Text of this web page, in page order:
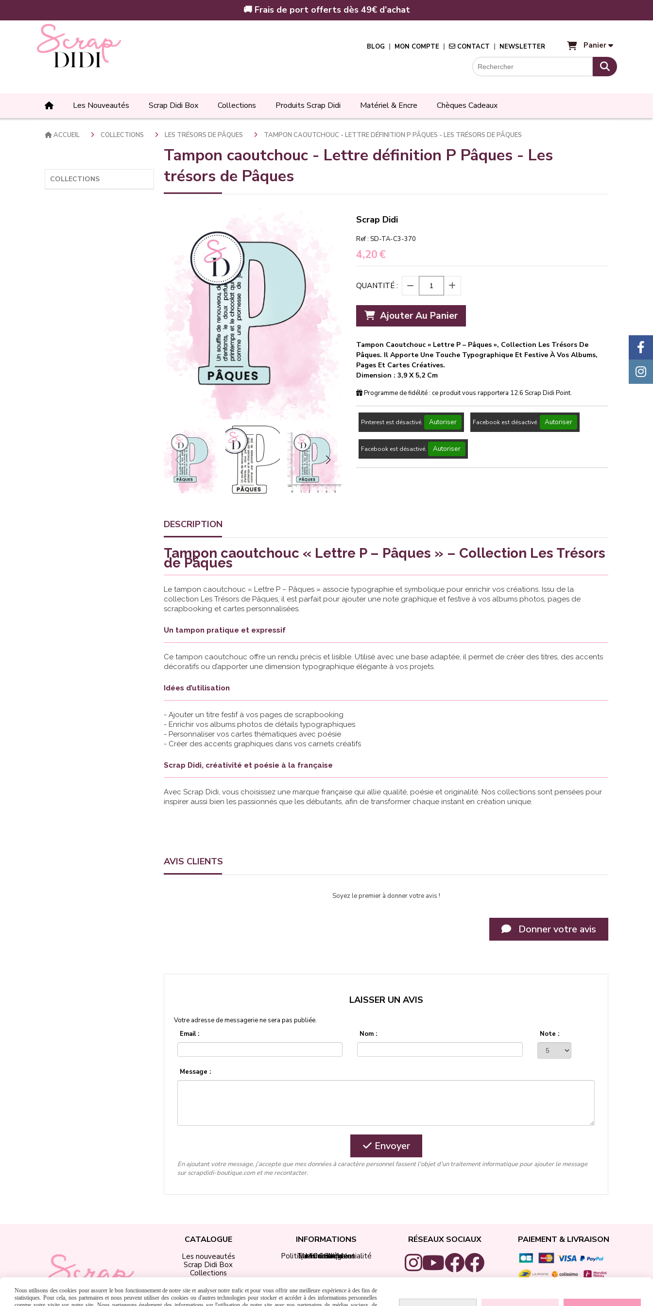
🚚 Frais de port offerts dès 49€ d’achat
BLOG MON COMPTE CONTACT NEWSLETTER Panier
Les Nouveautés Scrap Didi Box Collections Produits Scrap Didi Matériel & Encre Chèques Cadeaux
COLLECTIONS
ACCUEIL COLLECTIONS LES TRÉSORS DE PÂQUES TAMPON CAOUTCHOUC - LETTRE DÉFINITION P PÂQUES - LES TRÉSORS DE PÂQUES
Tampon caoutchouc - Lettre définition P Pâques - Les
trésors de Pâques
Scrap Didi
Ref : SD-TA-C3-370
4,20€
QUANTITÉ :
Ajouter Au Panier
Tampon Caoutchouc « Lettre P – Pâques », Collection Les Trésors De
Pâques. Il Apporte Une Touche Typographique Et Festive À Vos Albums,
Pages Et Cartes Créatives.
Dimension : 3,9 X 5,2 Cm
Programme de fidélité : ce produit vous rapportera 12.6 Scrap Didi Point.
Pinterest est désactivé. Autoriser Facebook est désactivé. Autoriser
Facebook est désactivé. Autoriser
DESCRIPTION
Tampon caoutchouc « Lettre P – Pâques » – Collection Les Trésors
de Pâques
Le tampon caoutchouc « Lettre P – Pâques » associe typographie et symbolique pour enrichir vos créations. Issu de la
collection Les Trésors de Pâques, il est parfait pour ajouter une note graphique et festive à vos albums photos, pages de
scrapbooking et cartes personnalisées.
Un tampon pratique et expressif
Ce tampon caoutchouc offre un rendu précis et lisible. Utilisé avec une base adaptée, il permet de créer des titres, des accents
décoratifs ou d’apporter une dimension typographique élégante à vos projets.
Idées d’utilisation
- Ajouter un titre festif à vos pages de scrapbooking
- Enrichir vos albums photos de détails typographiques
- Personnaliser vos cartes thématiques avec poésie
- Créer des accents graphiques dans vos carnets créatifs
Scrap Didi, créativité et poésie à la française
Avec Scrap Didi, vous choisissez une marque française qui allie qualité, poésie et originalité. Nos collections sont pensées pour
inspirer aussi bien les passionnés que les débutants, afin de transformer chaque instant en création unique.
AVIS CLIENTS
Soyez le premier à donner votre avis !
Donner votre avis
LAISSER UN AVIS
Votre adresse de messagerie ne sera pas publiée.
Email :
Nom : Note :
Message :
Envoyer
En ajoutant votre message, j’accepte que mes données à caractère personnel fassent l'objet d'un traitement informatique pour ajouter le message
sur scrapdidi-boutique.com et me recontacter.
CATALOGUE
Les nouveautés
Scrap Didi Box
Collections
Matériel & Encre
Chèques Cadeaux
INFORMATIONS
Contact
Mon compte
CGV
Politique de confidentialité
Mentions légales
Tarifs de livraison
RÉSEAUX SOCIAUX PAIEMENT & LIVRAISON
Nous utilisons des cookies pour assurer le bon fonctionnement de notre site et analyser notre trafic et pour vous offrir une meilleure expérience à des fins de
statistiques. Pour cela, nos partenaires et nous peuvent utiliser des cookies ou d'autres technologies pour stocker et accéder à des informations personnelles